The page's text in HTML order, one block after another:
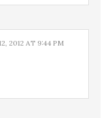
2012 AT 9:44 PM